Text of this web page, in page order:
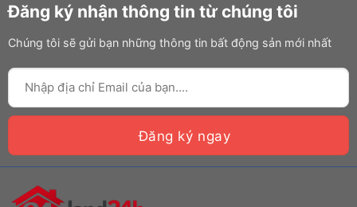
Đăng ký nhận thông tin từ chúng tôi
Chúng tôi sẽ gửi bạn những thông tin bất động sản mới nhất